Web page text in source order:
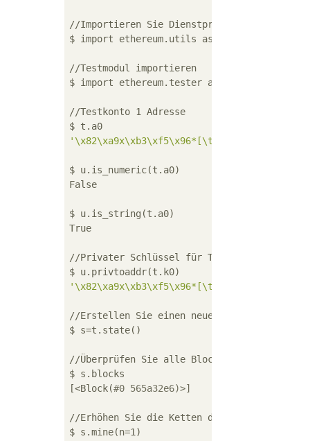
//Importieren Sie Dienstprogramme für
$ import ethereum.utils as u
//Testmodul importieren
$ import ethereum.tester as t
//Testkonto 1 Adresse
$ u.is_numeric(t.a0)
False
$ u.is_string(t.a0)
True
//Privater Schlüssel für Testkonto
//Erstellen Sie einen neuen Blockchain-
$ s=t.state()
//Überprüfen Sie alle Blockchains
$ s.blocks
[<Block(#0 565a32e6)>]
//Erhöhen Sie die Ketten durch Bergbau
$ s.mine(n=1)